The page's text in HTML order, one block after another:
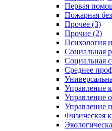
Первая
Пожарная
Прочее (3)
Прочие (2)
Психология
Социальная
Социальная
Среднее
Управление
Управление
Управление
Физическая